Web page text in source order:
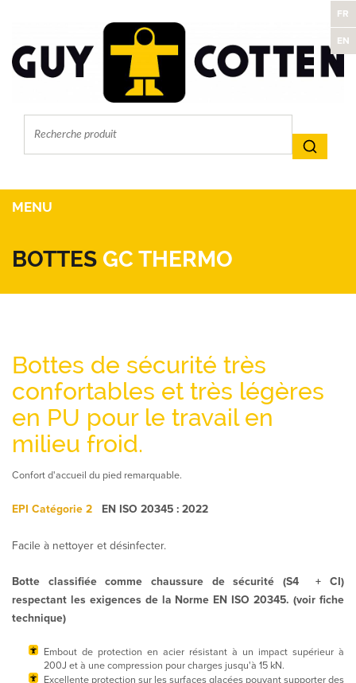
FR
EN
MENU
BOTTES GC THERMO
Bottes de sécurité très
confortables et très légères
en PU pour le travail en
milieu froid.
Confort d'accueil du pied remarquable.
EPI Catégorie 2 EN ISO 20345 : 2022
Facile à nettoyer et désinfecter.
Botte classifiée comme chaussure de sécurité (S4 + CI)
respectant les exigences de la Norme EN ISO 20345. (voir fiche
technique)
Embout de protection en acier résistant à un impact supérieur à
200J et à une compression pour charges jusqu'à 15 kN.
Excellente protection sur les surfaces glacées pouvant supporter des